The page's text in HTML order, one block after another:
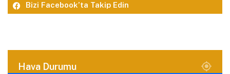
Bizi Facebook’ta Takip Edin
Hava Durumu